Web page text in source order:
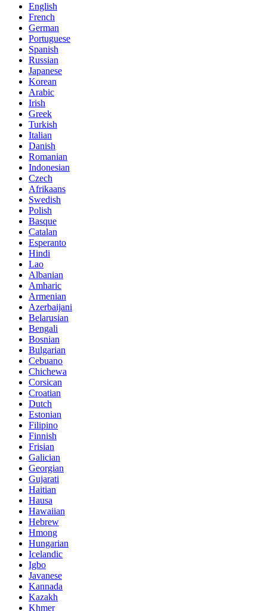
English
French
German
Portuguese
Spanish
Russian
Japanese
Korean
Arabic
Irish
Greek
Turkish
Italian
Danish
Romanian
Indonesian
Czech
Afrikaans
Swedish
Polish
Basque
Catalan
Esperanto
Hindi
Lao
Albanian
Amharic
Armenian
Azerbaijani
Belarusian
Bengali
Bosnian
Bulgarian
Cebuano
Chichewa
Corsican
Croatian
Dutch
Estonian
Filipino
Finnish
Frisian
Galician
Georgian
Gujarati
Haitian
Hausa
Hawaiian
Hebrew
Hmong
Hungarian
Icelandic
Igbo
Javanese
Kannada
Kazakh
Khmer